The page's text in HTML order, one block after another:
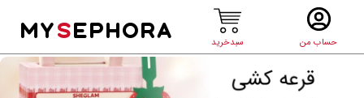
حساب من سبدخرید
MYSEPHORA